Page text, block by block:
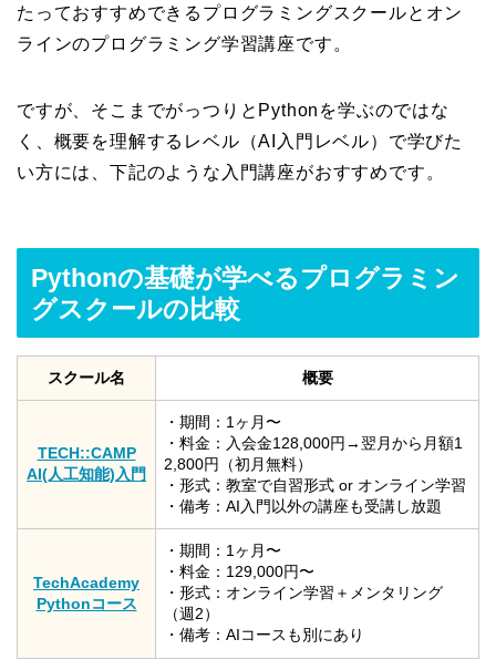
たっておすすめできるプログラミングスクールとオン
ラインのプログラミング学習講座です。
ですが、そこまでがっつりとPythonを学ぶのではな
く、概要を理解するレベル（AI入門レベル）で学びた
い方には、下記のような入門講座がおすすめです。
Pythonの基礎が学べるプログラミン
グスクールの比較
スクール名 概要
TECH::CAMP
AI(人工知能)入門
・期間：1ヶ月〜
・料金：入会金128,000円→翌月から月額1
2,800円（初月無料）
・形式：教室で自習形式 or オンライン学習
・備考：AI入門以外の講座も受講し放題
TechAcademy
Pythonコース
・期間：1ヶ月〜
・料金：129,000円〜
・形式：オンライン学習＋メンタリング
（週2）
・備考：AIコースも別にあり